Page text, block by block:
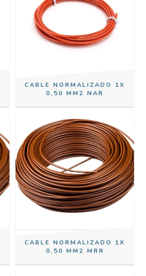
CABLE NORMALIZADO 1X
0,50 MM2 NAR
CABLE NORMALIZADO 1X
0,50 MM2 MRR